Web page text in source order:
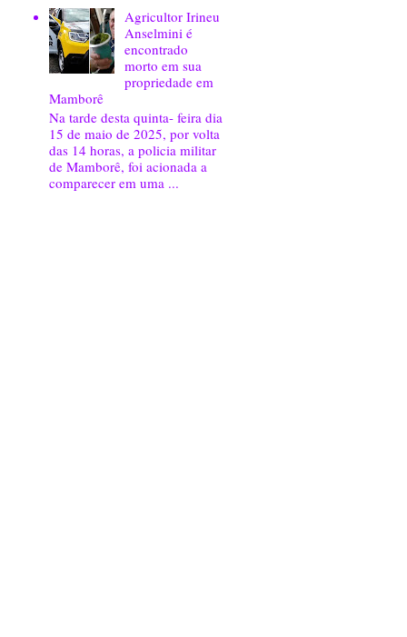
Agricultor Irineu
Anselmini é
encontrado
morto em sua
propriedade em
Mamborê
Na tarde desta quinta- feira dia
15 de maio de 2025, por volta
das 14 horas, a policia militar
de Mamborê, foi acionada a
comparecer em uma ...